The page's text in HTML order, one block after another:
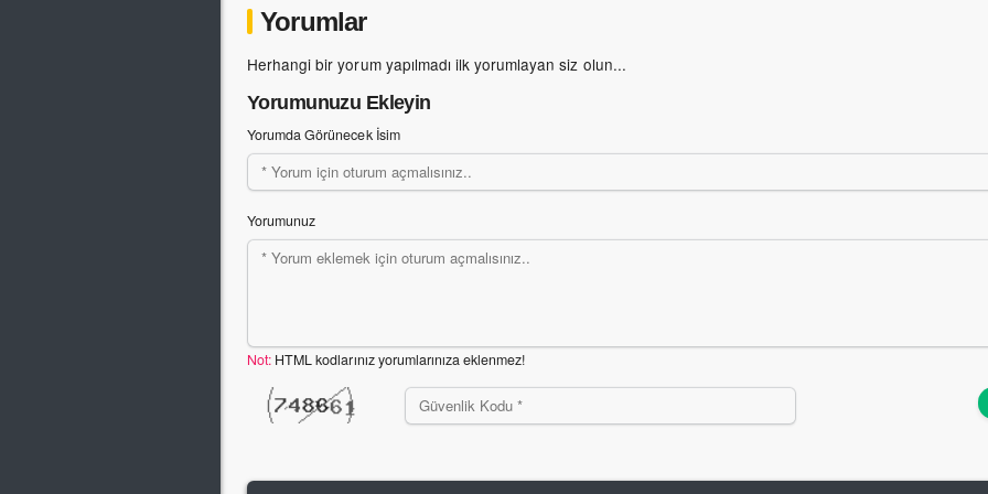
Yorumlar
Herhangi bir yorum yapılmadı ilk yorumlayan siz olun...
Yorumunuzu Ekleyin
Yorumda Görünecek İsim
Yorumunuz
Not: HTML kodlarınız yorumlarınıza eklenmez!